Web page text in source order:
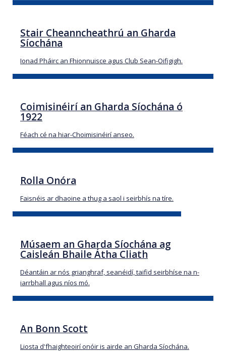
Stair Cheanncheathrú an Gharda
Síochána
Ionad Pháirc an Fhionnuisce agus Club Sean-Oifigigh.
Coimisinéirí an Gharda Síochána ó
1922
Féach cé na hiar-Choimisinéirí anseo.
Rolla Onóra
Faisnéis ar dhaoine a thug a saol i seirbhís na tíre.
Músaem an Gharda Síochána ag
Caisleán Bhaile Átha Cliath
Déantáin ar nós grianghraf, seanéidí, taifid seirbhíse na n-
iarrbhall agus níos mó.
An Bonn Scott
Liosta d'fhaighteoirí onóir is airde an Gharda Síochána.